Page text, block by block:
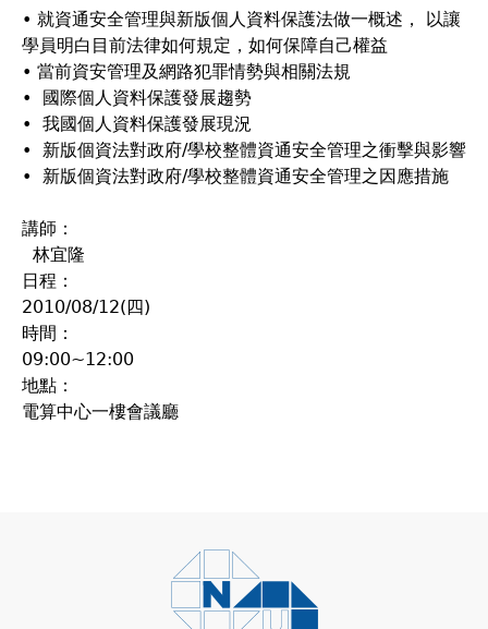
• 就資通安全管理與新版個人資料保護法做一概述， 以讓
學員明白目前法律如何規定，如何保障自己權益
• 當前資安管理及網路犯罪情勢與相關法規
• 國際個人資料保護發展趨勢
• 我國個人資料保護發展現況
• 新版個資法對政府/學校整體資通安全管理之衝擊與影響
• 新版個資法對政府/學校整體資通安全管理之因應措施
講師：
林宜隆
日程：
2010/08/12(四)
時間：
09:00~12:00
地點：
電算中心一樓會議廳